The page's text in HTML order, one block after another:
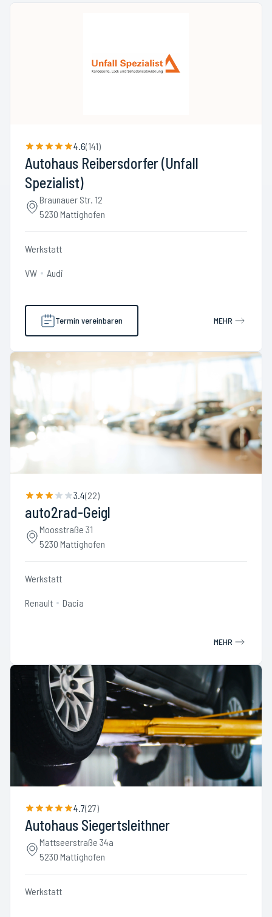
4.6(141)
Autohaus Reibersdorfer (Unfall
Spezialist)
Braunauer Str. 12
5230 Mattighofen
Werkstatt
VW Audi
Termin vereinbaren MEHR
3.4(22)
auto2rad-Geigl
Moosstraße 31
5230 Mattighofen
Werkstatt
Renault Dacia
MEHR
4.7(27)
Autohaus Siegertsleithner
Mattseerstraße 34a
5230 Mattighofen
Werkstatt